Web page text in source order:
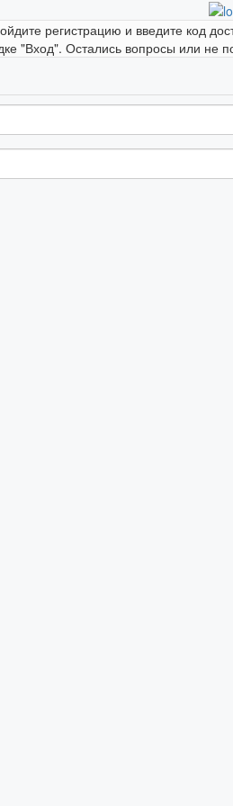
регистрацию и введите код
"Вход". Остались вопросы или